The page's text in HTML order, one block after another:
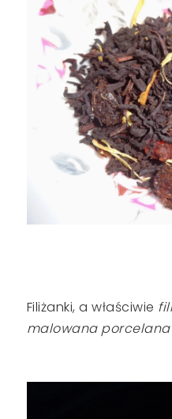
Filiżanki, a właściwie
malowana porcelana